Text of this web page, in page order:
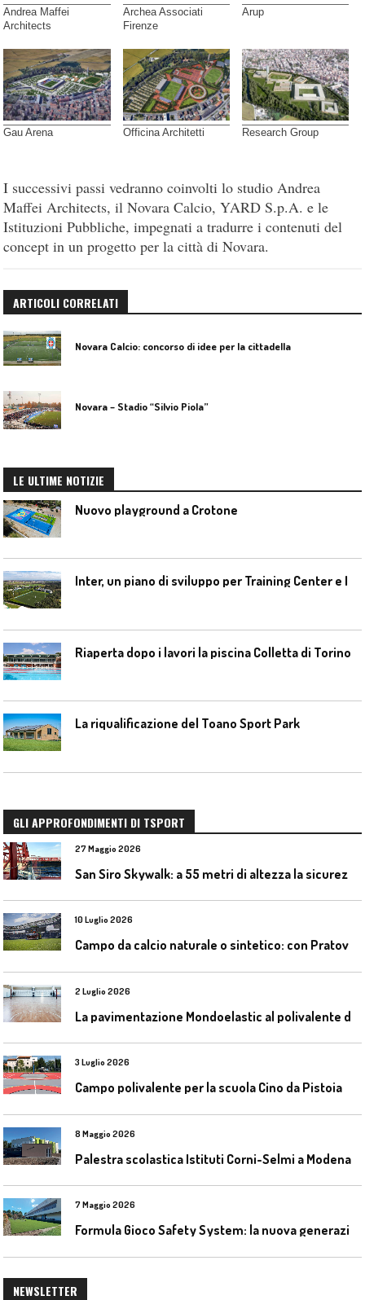
Andrea Maffei
Architects
Archea Associati
Firenze
Arup
Gau Arena Officina Architetti Research Group
I successivi passi vedranno coinvolti lo studio Andrea
Maffei Architects, il Novara Calcio, YARD S.p.A. e le
Istituzioni Pubbliche, impegnati a tradurre i contenuti del
concept in un progetto per la città di Novara.
ARTICOLI CORRELATI
Novara Calcio: concorso di idee per la cittadella
Novara – Stadio “Silvio Piola”
LE ULTIME NOTIZIE
Nuovo playground a Crotone
Riaperta dopo i lavori la piscina Colletta di Torino
La riqualificazione del Toano Sport Park
GLI APPROFONDIMENTI DI TSPORT
27 Maggio 2026
10 Luglio 2026
2 Luglio 2026
3 Luglio 2026
Campo polivalente per la scuola Cino da Pistoia
8 Maggio 2026
Palestra scolastica Istituti Corni-Selmi a Modena
7 Maggio 2026
NEWSLETTER